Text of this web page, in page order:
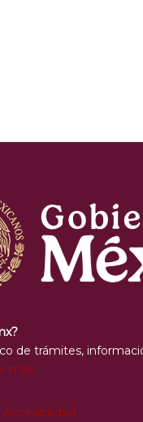
de trámites,
más